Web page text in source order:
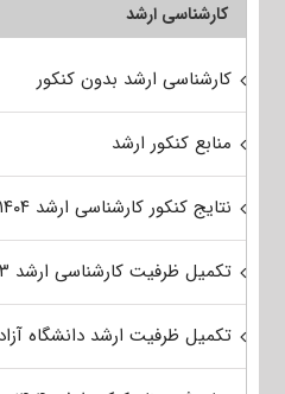
کارشناسی ارشد
کارشناسی ارشد بدون کنکور
منابع کنکور ارشد
نتایج کنکور کارشناسی ارشد ۱۴۰۴
تکمیل ظرفیت کارشناسی ارشد ۱۴۰۳
تکمیل ظرفیت ارشد دانشگاه آزاد ۱۴۰۳